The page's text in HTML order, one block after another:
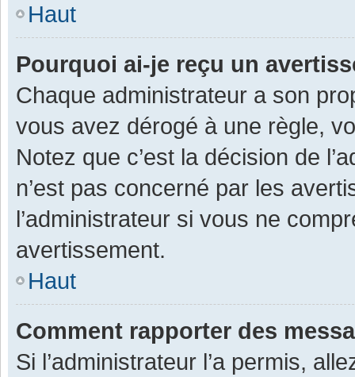
Haut
Pourquoi ai-je reçu un
Chaque administrateur a son
vous avez dérogé à une règle,
Notez que c’est la décision de
n’est pas concerné par les
l’administrateur si vous ne
avertissement.
Haut
Comment rapporter des
Si l’administrateur l’a permis,